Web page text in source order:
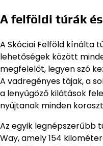
A felföldi túrák
A Skóciai Felföld kínálta
lehetőségek között
megfelelőt, legyen szó
A vadregényes tájak, a
a lenyűgöző kilátások
nyújtanak minden
Az egyik legnépszerűbb
Way, amely 154